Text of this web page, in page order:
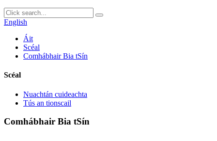
English
Áit
Scéal
Comhábhair Bia tSín
Scéal
Nuachtán cuideachta
Tús an tionscail
Comhábhair Bia tSín